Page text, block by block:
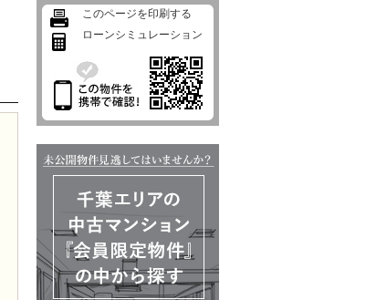
このページを印刷する
ローンシミュレーション